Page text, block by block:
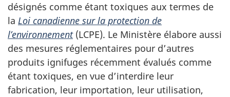
désignés comme étant toxiques aux termes de
la Loi canadienne sur la protection de
l’environnement(LCPE). Le Ministère élabore aussi
des mesures réglementaires pour d’autres
produits ignifuges récemment évalués comme
étant toxiques, en vue d’interdire leur
fabrication, leur importation, leur utilisation,